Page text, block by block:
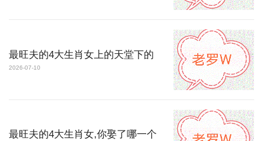
最旺夫的4大生肖女上的天堂下的
2026-07-10
最旺夫的4大生肖女,你娶了哪一个